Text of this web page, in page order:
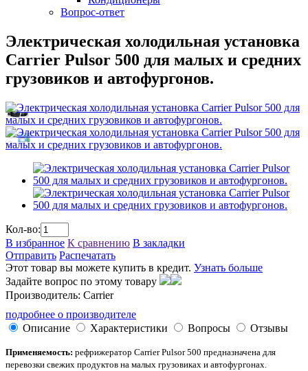
Вопрос-ответ
Электрическая холодильная установка
Cаrrier Pulsor 500 для малых и средних
грузовиков и автофургонов.
Кол-во:
В избранное К сравнению В закладки
Отправить Распечатать
Этот товар вы можете купить в кредит. Узнать больше
Задайте вопрос по этому товару
Производитель: Carrier
подробнее о производителе
Описание
Характеристики Вопросы Отзывы
Применяемость: рефрижератор Cаrrier Pulsor 500 предназначена для
перевозки свежих продуктов на малых грузовиках и автофургонах.